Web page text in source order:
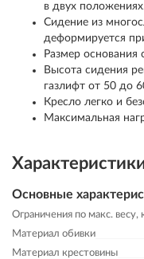
в двух
Сидение из
деформируется
Размер основания
Высота сидения
газлифт от 50 до
Кресло легко и
Максимальная
Основные
Ограничения по макс. весу,
Материал обивки
Материал крестовины